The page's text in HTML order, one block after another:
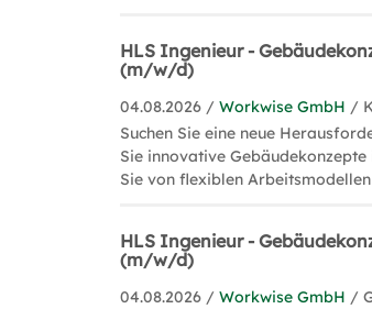
HLS Ingenieur -
(m/w/d)
04.08.2026 /Workwise GmbH /
Suchen Sie eine neue
Sie innovative
Sie von flexiblen
HLS Ingenieur -
(m/w/d)
04.08.2026 /Workwise GmbH /